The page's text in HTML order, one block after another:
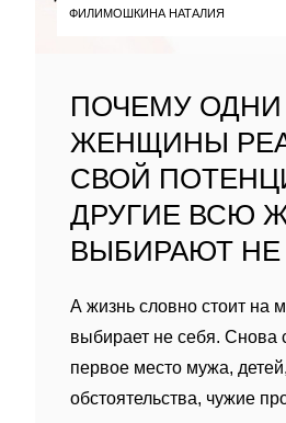
ФИЛИМОШКИНА НАТАЛИЯ
ПОЧЕМУ ОДНИ
ЖЕНЩИНЫ
СВОЙ
ДРУГИЕ ВСЮ
ВЫБИРАЮТ НЕ
А жизнь словно стоит на
выбирает не себя. Снова
первое место мужа,
обстоятельства, чужие